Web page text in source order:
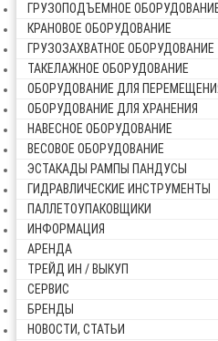
ГРУЗОПОДЪЕМНОЕ
КРАНОВОЕ ОБОРУДОВАНИЕ
ГРУЗОЗАХВАТНОЕ ОБОРУДОВАНИЕ
ТАКЕЛАЖНОЕ ОБОРУДОВАНИЕ
ОБОРУДОВАНИЕ ДЛЯ
ОБОРУДОВАНИЕ ДЛЯ ХРАНЕНИЯ
НАВЕСНОЕ ОБОРУДОВАНИЕ
ВЕСОВОЕ ОБОРУДОВАНИЕ
ЭСТАКАДЫ РАМПЫ ПАНДУСЫ
ГИДРАВЛИЧЕСКИЕ ИНСТРУМЕНТЫ
ПАЛЛЕТОУПАКОВЩИКИ
ИНФОРМАЦИЯ
АРЕНДА
ТРЕЙД ИН / ВЫКУП
СЕРВИС
БРЕНДЫ
НОВОСТИ, СТАТЬИ